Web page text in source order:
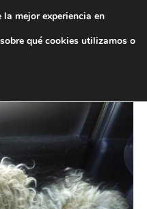
mejor experiencia en
qué cookies utilizamos o